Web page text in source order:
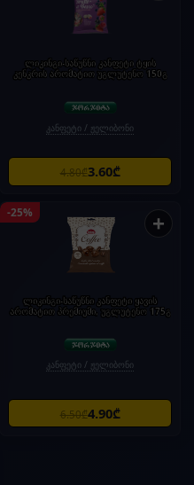
ლიკინგი-საწუწნი კანფეტი ტყის
კენკრის არომატით უგლუტენო 150გ
კანფეტი / ჟელიბონი
4.80₾3.60₾
-25% +
ლიკინგი-საწუწნი კანფეტი ყავის
არომატით პრემიუმი, უგლუტენო 175გ
კანფეტი / ჟელიბონი
6.50₾4.90₾